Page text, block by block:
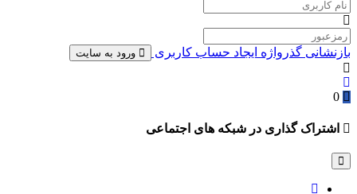
بازنشانی گذرواژه ایجاد حساب کاربری
0
اشتراک گذاری در شبکه های اجتماعی